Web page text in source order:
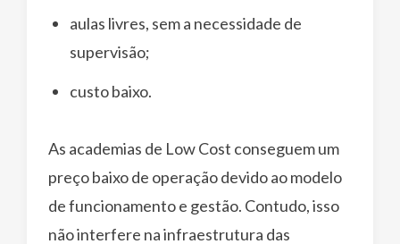
aulas livres, sem a necessidade de
supervisão;
custo baixo.
As academias de Low Cost conseguem um
preço baixo de operação devido ao modelo
de funcionamento e gestão. Contudo, isso
não interfere na infraestrutura das